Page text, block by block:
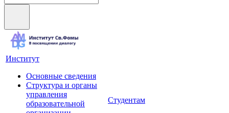
Институт
Основные сведения
Структура и органы
управления
образовательной
Студентам